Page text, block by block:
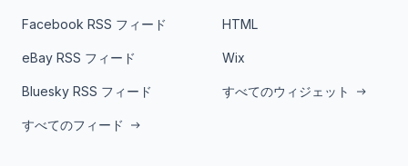
Facebook RSS フィード
eBay RSS フィード
Bluesky RSS フィード
すべてのフィード
HTML
Wix
すべてのウィジェット